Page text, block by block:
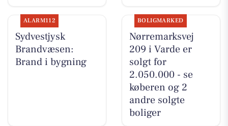
ALARM112
Sydvestjysk
Brandvæsen:
Brand i bygning
BOLIGMARKED
Nørremarksvej
209 i Varde er
solgt for
2.050.000 - se
køberen og 2
andre solgte
boliger